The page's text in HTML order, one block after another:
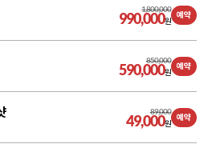
1,800,000
990,000원
예약
850,000
590,000원
예약
89,000
49,000원
예약